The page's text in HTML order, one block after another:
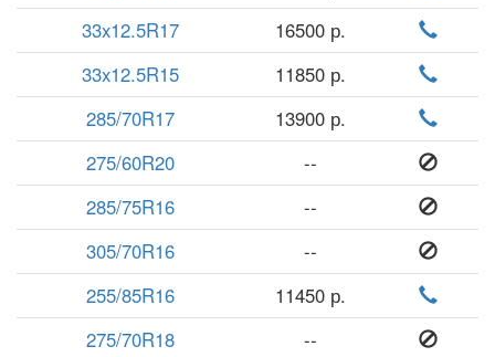
33x12.5R17
16500 р.
33x12.5R15
11850 р.
285/70R17
13900 р.
275/60R20
--
285/75R16
--
305/70R16
--
255/85R16
11450 р.
275/70R18
--